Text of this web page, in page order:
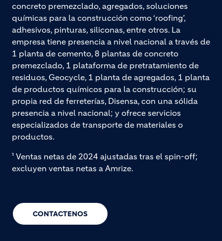
CONTACTENOS
concreto premezclado, agregados, soluciones
químicas para la construcción como ‘roofing’,
adhesivos, pinturas, siliconas, entre otros. La
empresa tiene presencia a nivel nacional a través de
1 planta de cemento, 8 plantas de concreto
premezclado, 1 plataforma de pretratamiento de
residuos, Geocycle, 1 planta de agregados, 1 planta
de productos químicos para la construcción; su
propia red de ferreterías, Disensa, con una sólida
presencia a nivel nacional; y ofrece servicios
especializados de transporte de materiales o
productos.
¹ Ventas netas de 2024 ajustadas tras el spin-off;
excluyen ventas netas a Amrize.